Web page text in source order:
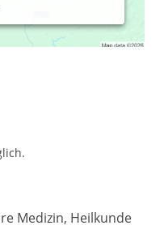
Medizin, Heilkunde